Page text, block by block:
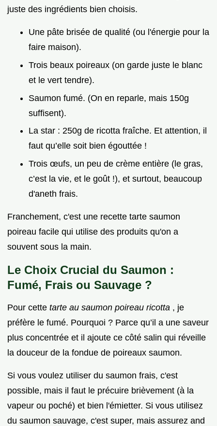
juste des ingrédients bien choisis.
Une pâte brisée de qualité (ou l'énergie pour la
faire maison).
Trois beaux poireaux (on garde juste le blanc
et le vert tendre).
Saumon fumé. (On en reparle, mais 150g
suffisent).
La star : 250g de ricotta fraîche. Et attention, il
faut qu’elle soit bien égouttée !
Trois œufs, un peu de crème entière (le gras,
c’est la vie, et le goût !), et surtout, beaucoup
d'aneth frais.
Franchement, c'est une recette tarte saumon
poireau facile qui utilise des produits qu'on a
souvent sous la main.
Le Choix Crucial du Saumon :
Fumé, Frais ou Sauvage ?
Pour cette tarte au saumon poireau ricotta , je
préfère le fumé. Pourquoi ? Parce qu’il a une saveur
plus concentrée et il ajoute ce côté salin qui réveille
la douceur de la fondue de poireaux saumon.
Si vous voulez utiliser du saumon frais, c'est
possible, mais il faut le précuire brièvement (à la
vapeur ou poché) et bien l'émietter. Si vous utilisez
du saumon sauvage, c'est super, mais assurez and